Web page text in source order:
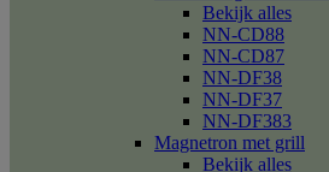
Bekijk alles
NN-CD88
NN-CD87
NN-DF38
NN-DF37
NN-DF383
Magnetron met grill
Bekijk alles